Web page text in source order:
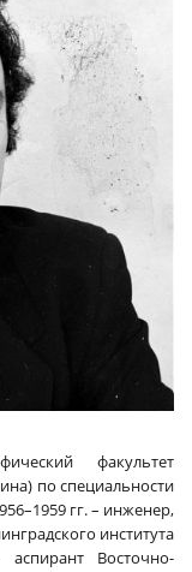
факультет
по специальности
гг. – инженер,
института
Восточно-